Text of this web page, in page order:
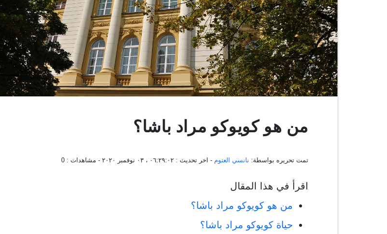
من هو كويوكو مراد باشا؟
تمت تحريره بواسطة: نانسي العتوم - اخر تحديث : ٠٦:٢٩:٠٢ ، ٠٣ نوفمبر ٢٠٢٠ - مشاهدات : 0
اقرأ في هذا المقال
من هو كويوكو مراد باشا؟
حياة كويوكو مراد باشا؟